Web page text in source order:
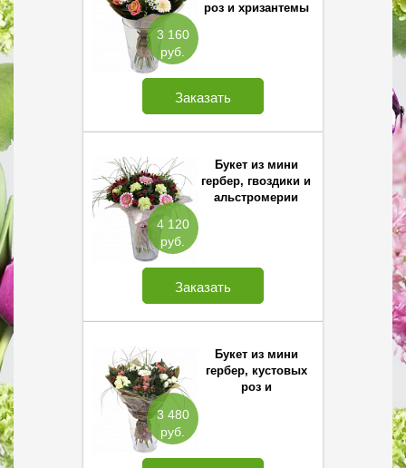
3 160
руб.
роз и хризантемы
Заказать
4 120
руб.
Букет из мини
гербер, гвоздики и
альстромерии
Заказать
3 480
руб.
Букет из мини
гербер, кустовых
роз и